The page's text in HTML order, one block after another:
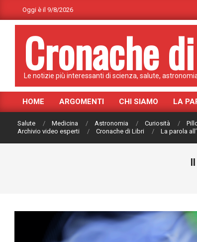
to
Oggi è il 9/8/2026
Cronache
Le notizie più interessanti di scienza, salute,
Primary
Navigation
Menu
HOME ARGOMENTI CHI SIAMO LA
Salute Medicina Astronomia Curiosità
Archivio video esperti
Cronache di Libri La parola